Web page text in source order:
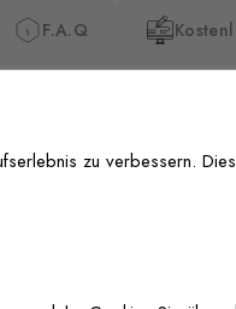
F.A.Q
zu verbessern.